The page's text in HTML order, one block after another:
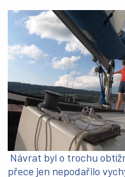
Návrat byl o trochu
přece jen nepodařilo